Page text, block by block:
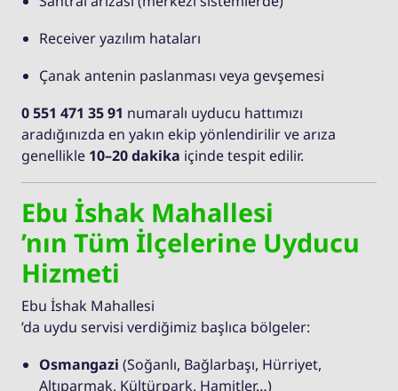
Receiver yazılım hataları
Çanak antenin paslanması veya gevşemesi
0 551 471 35 91 numaralı uyducu hattımızı
aradığınızda en yakın ekip yönlendirilir ve arıza
genellikle 10–20 dakika içinde tespit edilir.
Ebu İshak Mahallesi
’nın Tüm İlçelerine Uyducu
Hizmeti
Ebu İshak Mahallesi
’da uydu servisi verdiğimiz başlıca bölgeler:
Osmangazi (Soğanlı, Bağlarbaşı, Hürriyet,
Altıparmak, Kültürpark, Hamitler…)